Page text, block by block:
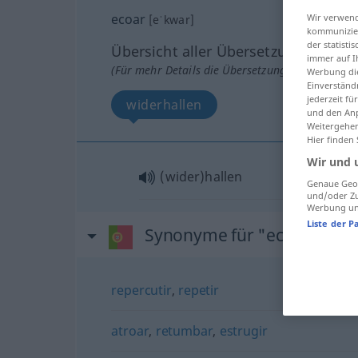
ecoar [eˈkwar]
Übersicht aller Übersetzungen
(Für mehr Details die Übersetzung anklicken/
widerhallen
(wider)hallen
Synonyme für "ecoar"
repercutir, repetir
atroar, retumbar, estrugir
Wir
der
immer auf
Werbung
jederzeit
und den
Hier finden
Wir und
Genaue
und/oder
Werbung
Liste der